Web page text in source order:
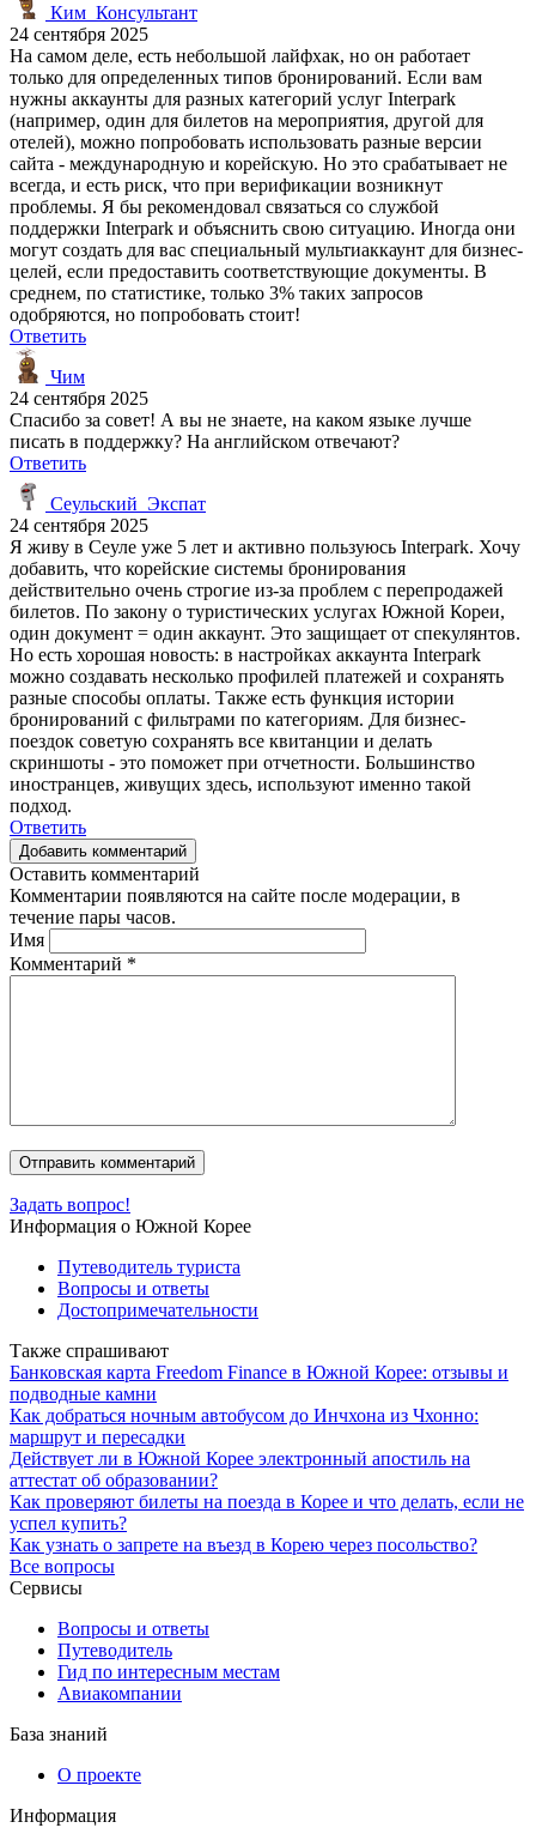
Ким_Консультант
24 сентября 2025
На самом деле, есть небольшой лайфхак, но он работает
только для определенных типов бронирований. Если вам
нужны аккаунты для разных категорий услуг Interpark
(например, один для билетов на мероприятия, другой для
отелей), можно попробовать использовать разные версии
сайта - международную и корейскую. Но это срабатывает не
всегда, и есть риск, что при верификации возникнут
проблемы. Я бы рекомендовал связаться со службой
поддержки Interpark и объяснить свою ситуацию. Иногда они
могут создать для вас специальный мультиаккаунт для бизнес-
целей, если предоставить соответствующие документы. В
среднем, по статистике, только 3% таких запросов
одобряются, но попробовать стоит!
Ответить
Чим
24 сентября 2025
Спасибо за совет! А вы не знаете, на каком языке лучше
писать в поддержку? На английском отвечают?
Ответить
Сеульский_Экспат
24 сентября 2025
Я живу в Сеуле уже 5 лет и активно пользуюсь Interpark. Хочу
добавить, что корейские системы бронирования
действительно очень строгие из-за проблем с перепродажей
билетов. По закону о туристических услугах Южной Кореи,
один документ = один аккаунт. Это защищает от спекулянтов.
Но есть хорошая новость: в настройках аккаунта Interpark
можно создавать несколько профилей платежей и сохранять
разные способы оплаты. Также есть функция истории
бронирований с фильтрами по категориям. Для бизнес-
поездок советую сохранять все квитанции и делать
скриншоты - это поможет при отчетности. Большинство
иностранцев, живущих здесь, используют именно такой
подход.
Ответить
Добавить комментарий
Оставить комментарий
Комментарии появляются на сайте после модерации, в
течение пары часов.
Имя
Комментарий *
Задать вопрос!
Информация о Южной Корее
Путеводитель туриста
Вопросы и ответы
Достопримечательности
Также спрашивают
Банковская карта Freedom Finance в Южной Корее: отзывы и
подводные камни
Как добраться ночным автобусом до Инчхона из Чхонно:
маршрут и пересадки
Действует ли в Южной Корее электронный апостиль на
аттестат об образовании?
Как проверяют билеты на поезда в Корее и что делать, если не
успел купить?
Как узнать о запрете на въезд в Корею через посольство?
Все вопросы
Сервисы
Вопросы и ответы
Путеводитель
Гид по интересным местам
Авиакомпании
База знаний
О проекте
Информация